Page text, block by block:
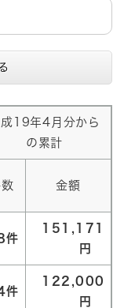
19年4月分から
の累計
金額
件
151,171
円
件
122,000
円